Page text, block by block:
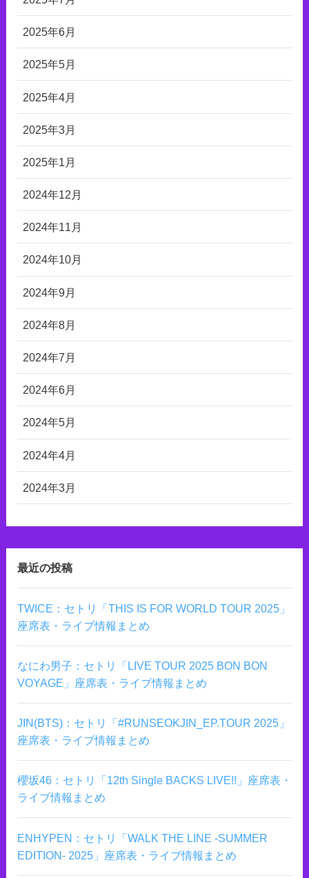
2025年6月
2025年5月
2025年4月
2025年3月
2025年1月
2024年12月
2024年11月
2024年10月
2024年9月
2024年8月
2024年7月
2024年6月
2024年5月
2024年4月
2024年3月
最近の投稿
TWICE：セトリ「THIS IS FOR WORLD TOUR 2025」
座席表・ライブ情報まとめ
なにわ男子：セトリ「LIVE TOUR 2025 BON BON
VOYAGE」座席表・ライブ情報まとめ
JIN(BTS)：セトリ「#RUNSEOKJIN_EP.TOUR 2025」
座席表・ライブ情報まとめ
櫻坂46：セトリ「12th Single BACKS LIVE!!」座席表・
ライブ情報まとめ
ENHYPEN：セトリ「WALK THE LINE -SUMMER
EDITION- 2025」座席表・ライブ情報まとめ